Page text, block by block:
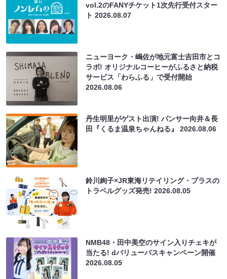
vol.2のFANYチケット1次先行受付スター
ト2026.08.07
ニューヨーク・嶋佐が地元富士吉田市とコ
ラボ! オリジナルコーヒーがふるさと納税
サービス「わらふる」で受付開始
2026.08.06
丹生明里がゲスト出演! パンサー向井＆長
田『くるま温泉ちゃんねる』2026.08.06
鈴川絢子×JR東海リテイリング・プラスの
トラベルグッズ発売!2026.08.05
NMB48・田中美空のサイン入りチェキが
当たる! dバリューパスキャンペーン開催
2026.08.05